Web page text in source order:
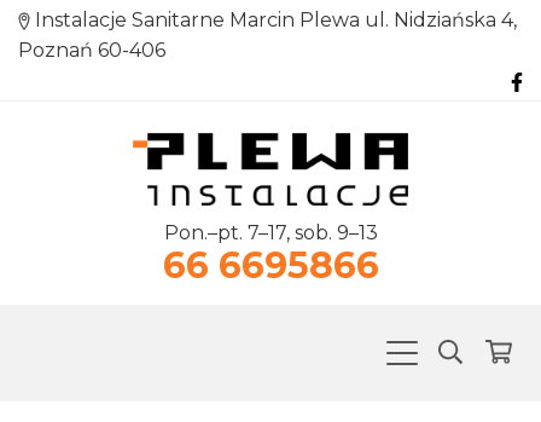
Instalacje Sanitarne Marcin Plewa ul. Nidziańska 4,
Poznań 60-406
Pon.–pt. 7–17, sob. 9–13
66 6695866